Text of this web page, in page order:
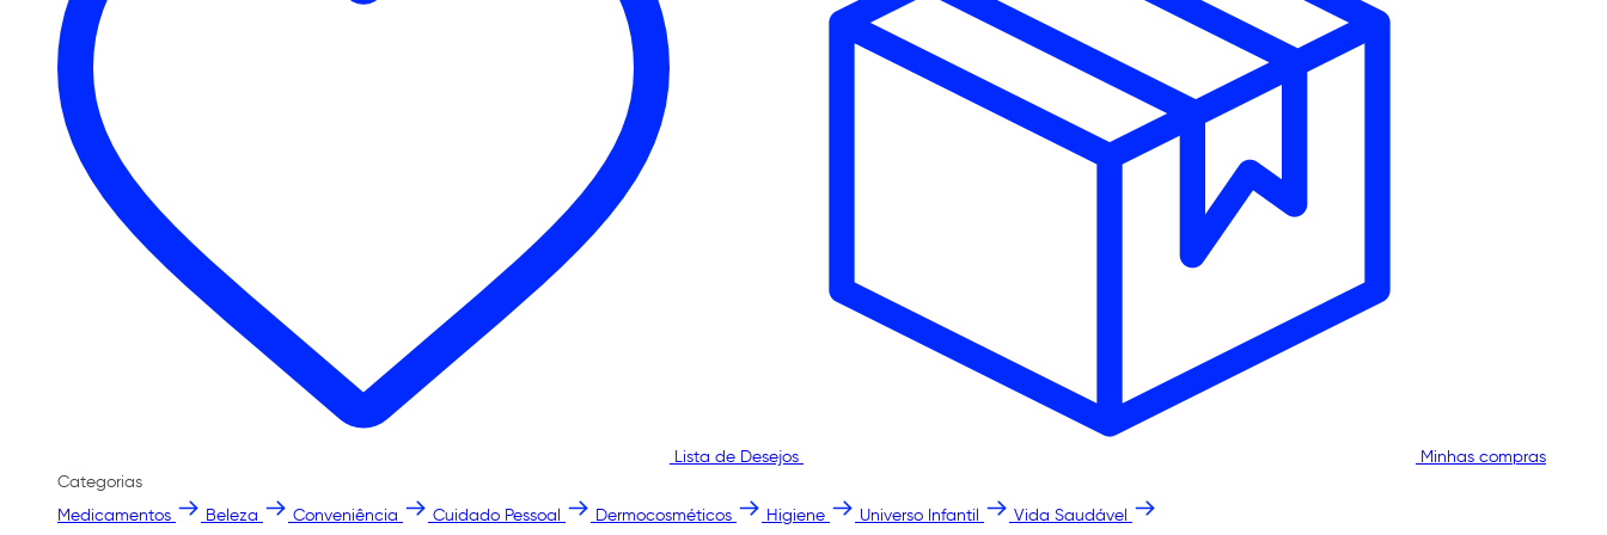
Lista de Desejos
Minhas compras
Categorias
Medicamentos
Beleza Conveniência Cuidado Pessoal Dermocosméticos Higiene Universo Infantil Vida Saudável